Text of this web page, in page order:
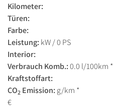
Kilometer:
Türen:
Farbe:
Leistung: kW / 0 PS
Interior:
Verbrauch Komb.:0.0 l/100km *
Kraftstoffart:
CO2 Emission: g/km *
€